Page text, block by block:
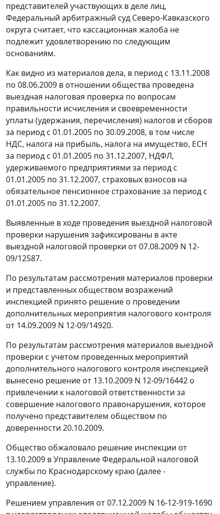
представителей участвующих в деле лиц,
Федеральный арбитражный суд Северо-Кавказского
округа считает, что кассационная жалоба не
подлежит удовлетворению по следующим
основаниям.
Как видно из материалов дела, в период с 13.11.2008
по 08.06.2009 в отношении общества проведена
выездная налоговая проверка по вопросам
правильности исчисления и своевременности
уплаты (удержания, перечисления) налогов и сборов
за период с 01.01.2005 по 30.09.2008, в том числе
НДС, налога на прибыль, налога на имущество, ЕСН
за период с 01.01.2005 по 31.12.2007, НДФЛ,
удерживаемого предприятиями за период с
01.01.2005 по 31.12.2007, страховых взносов на
обязательное пенсионное страхование за период с
01.01.2005 по 31.12.2007.
Выявленные в ходе проведения выездной налоговой
проверки нарушения зафиксированы в акте
выездной налоговой проверки от 07.08.2009 N 12-
09/12587.
По результатам рассмотрения материалов проверки
и представленных обществом возражений
инспекцией принято решение о проведении
дополнительных мероприятия налогового контроля
от 14.09.2009 N 12-09/14920.
По результатам рассмотрения материалов выездной
проверки с учетом проведенных мероприятий
дополнительного налогового контроля инспекцией
вынесено решение от 13.10.2009 N 12-09/16442 о
привлечении к налоговой ответственности за
совершение налогового правонарушения, которое
получено представителем обществом по
доверенности 20.10.2009.
Общество обжаловало решение инспекции от
13.10.2009 в Управление Федеральной налоговой
службы по Краснодарскому краю (далее -
управление).
Решением управления от 07.12.2009 N 16-12-919-1690